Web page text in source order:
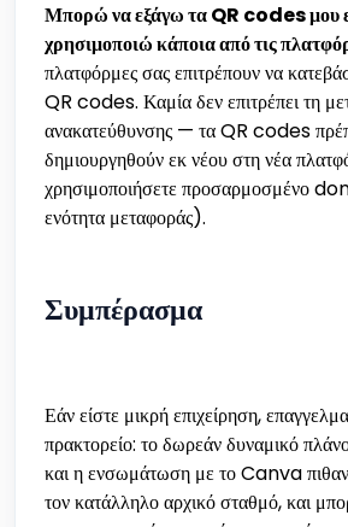
Μπορώ να εξάγω τα QR codes μου
χρησιμοποιώ κάποια από τις
πλατφόρμες σας επιτρέπουν να
QR codes. Καμία δεν επιτρέπει τη
ανακατεύθυνσης — τα QR codes
δημιουργηθούν εκ νέου στη νέα
χρησιμοποιήσετε προσαρμοσμένο
ενότητα μεταφοράς).
Συμπέρασμα
Εάν είστε μικρή επιχείρηση,
πρακτορείο: το δωρεάν δυναμικό
και η ενσωμάτωση με το Canva
τον κατάλληλο αρχικό σταθμό, και